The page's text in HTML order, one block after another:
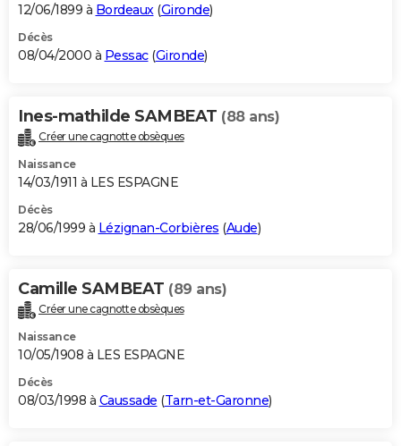
12/06/1899 à Bordeaux(Gironde)
Décès
08/04/2000 à Pessac(Gironde)
Ines-mathilde SAMBEAT (88 ans)
Créer une cagnotte obsèques
Naissance
14/03/1911 à LES ESPAGNE
Décès
28/06/1999 à Lézignan-Corbières (Aude)
Camille SAMBEAT (89 ans)
Créer une cagnotte obsèques
Naissance
10/05/1908 à LES ESPAGNE
Décès
08/03/1998 à Caussade (Tarn-et-Garonne)